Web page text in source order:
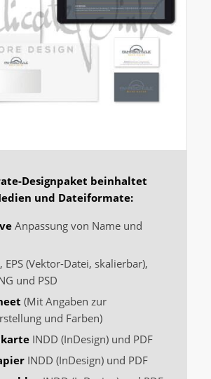
Designpaket beinhaltet
und Dateiformate:
Anpassung von Name und
EPS (Vektor-Datei, skalierbar),
und PSD
(Mit Angaben zur
und Farben)
INDD (InDesign) und PDF
INDD (InDesign) und PDF